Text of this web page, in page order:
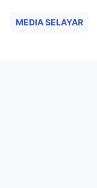
MEDIA SELAYAR